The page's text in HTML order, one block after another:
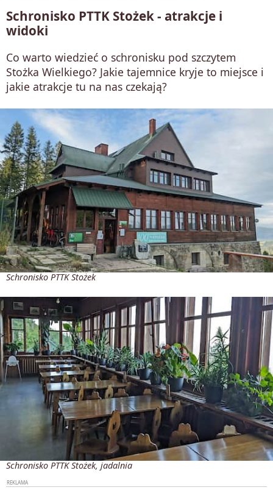
Schronisko PTTK Stożek - atrakcje i
widoki
Co warto wiedzieć o schronisku pod szczytem
Stożka Wielkiego? Jakie tajemnice kryje to miejsce i
jakie atrakcje tu na nas czekają?
Schronisko PTTK Stożek
Schronisko PTTK Stożek, jadalnia